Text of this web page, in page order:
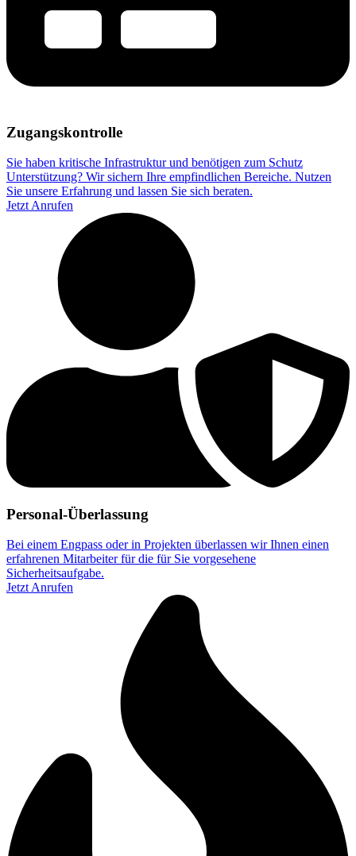
Zugangskontrolle
Sie haben kritische Infrastruktur und benötigen zum Schutz
Unterstützung? Wir sichern Ihre empfindlichen Bereiche. Nutzen
Sie unsere Erfahrung und lassen Sie sich beraten.
Jetzt Anrufen
Personal-Überlassung
Bei einem Engpass oder in Projekten überlassen wir Ihnen einen
erfahrenen Mitarbeiter für die für Sie vorgesehene
Sicherheitsaufgabe.
Jetzt Anrufen